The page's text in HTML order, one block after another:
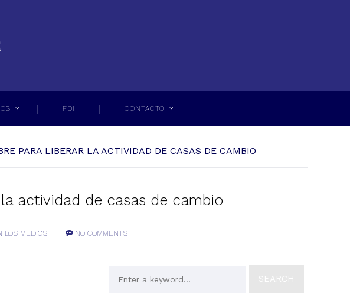
FDI CONTACTO
PARA LIBERAR LA ACTIVIDAD DE CASAS DE CAMBIO
actividad de casas de cambio
LOS MEDIOS NO COMMENTS